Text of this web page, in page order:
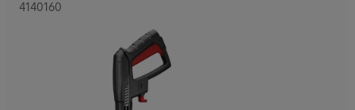
4140160